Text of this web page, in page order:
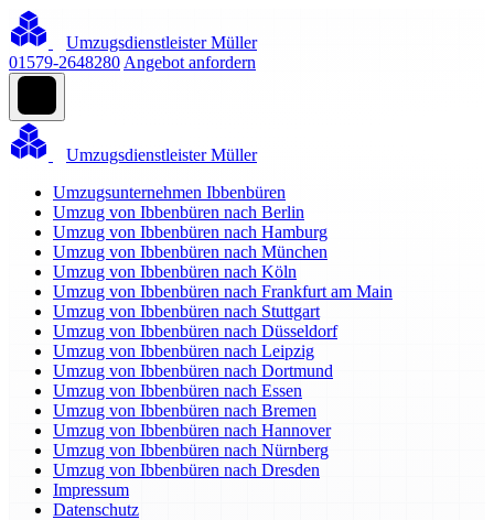
Umzugsdienstleister Müller
01579-2648280 Angebot anfordern
Umzugsdienstleister Müller
Umzugsunternehmen Ibbenbüren
Umzug von Ibbenbüren nach Berlin
Umzug von Ibbenbüren nach Hamburg
Umzug von Ibbenbüren nach München
Umzug von Ibbenbüren nach Köln
Umzug von Ibbenbüren nach Frankfurt am Main
Umzug von Ibbenbüren nach Stuttgart
Umzug von Ibbenbüren nach Düsseldorf
Umzug von Ibbenbüren nach Leipzig
Umzug von Ibbenbüren nach Dortmund
Umzug von Ibbenbüren nach Essen
Umzug von Ibbenbüren nach Bremen
Umzug von Ibbenbüren nach Hannover
Umzug von Ibbenbüren nach Nürnberg
Umzug von Ibbenbüren nach Dresden
Impressum
Datenschutz